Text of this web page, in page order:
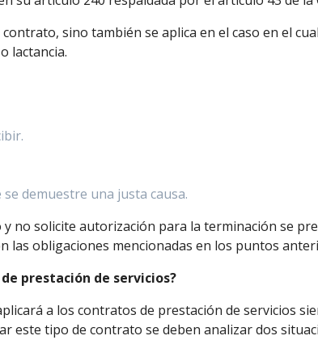
sino también se aplica en el caso en el
lactancia.
demuestre una justa causa.
no solicite autorización para la terminación se
las obligaciones mencionadas en los puntos
prestación de servicios?
a los contratos de prestación de servicios
este tipo de contrato se deben analizar dos